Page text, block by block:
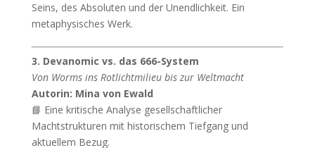
Seins, des Absoluten und der Unendlichkeit. Ein
metaphysisches Werk.
3. Devanomic vs. das 666-System
Von Worms ins Rotlichtmilieu bis zur Weltmacht
Autorin: Mina von Ewald
📘 Eine kritische Analyse gesellschaftlicher
Machtstrukturen mit historischem Tiefgang und
aktuellem Bezug.